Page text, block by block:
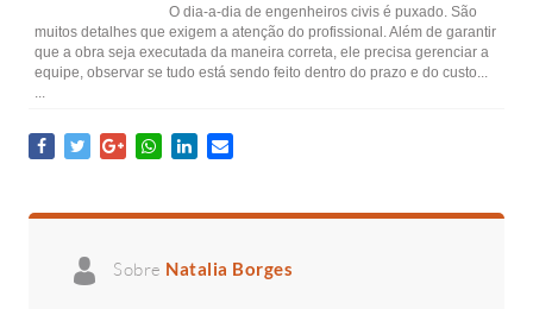
O dia-a-dia de engenheiros civis é puxado. São
muitos detalhes que exigem a atenção do profissional. Além de garantir
que a obra seja executada da maneira correta, ele precisa gerenciar a
equipe, observar se tudo está sendo feito dentro do prazo e do custo...
...
Sobre Natalia Borges